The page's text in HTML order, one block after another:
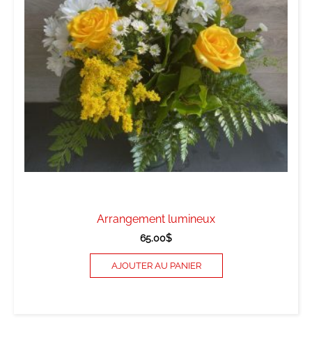
Arrangement lumineux
65.00$
AJOUTER AU PANIER